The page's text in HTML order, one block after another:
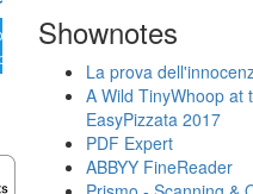
Shownotes
La prova
A Wild TinyWhoop at
EasyPizzata 2017
PDF Expert
ABBYY FineReader